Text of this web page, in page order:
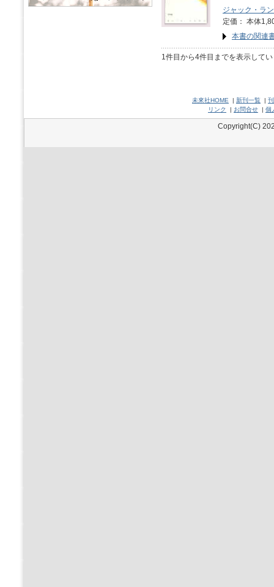
ジャック・ラ
定価： 本体
本書の関連
1件目から4件目までを表示して
未來社HOME | 新刊一覧 |
リンク
| お問合せ | 個
Copyright(C)